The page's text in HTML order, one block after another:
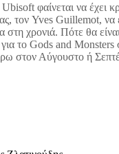
φαίνεται να έχει
τον Yves Guillemot,
χρονιά. Πότε θα
το Gods and Monsters
στον Αύγουστο ή